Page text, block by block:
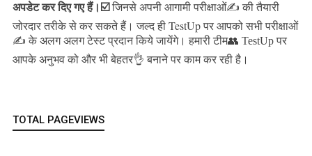
अपडेट कर दिए गए हैं। ☑️ जिनसे अपनी आगामी परीक्षाओं✍️ की तैयारी
जोरदार तरीके से कर सकते हैं।जल्द ही TestUp पर आपको सभी परीक्षाओं
✍️ के अलग अलग टेस्ट प्रदान किये जायेंगे। हमारी टीम👥 TestUp पर
आपके अनुभव को और भी बेहतर👌 बनाने पर काम कर रही है।
TOTAL PAGEVIEWS